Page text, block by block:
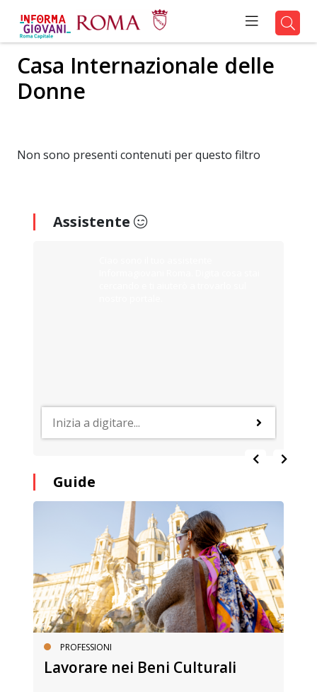
Casa Internazionale delle
Donne
Non sono presenti contenuti per questo filtro
Assistente
Guide
PROFESSIONI
Lavorare nei Beni Culturali